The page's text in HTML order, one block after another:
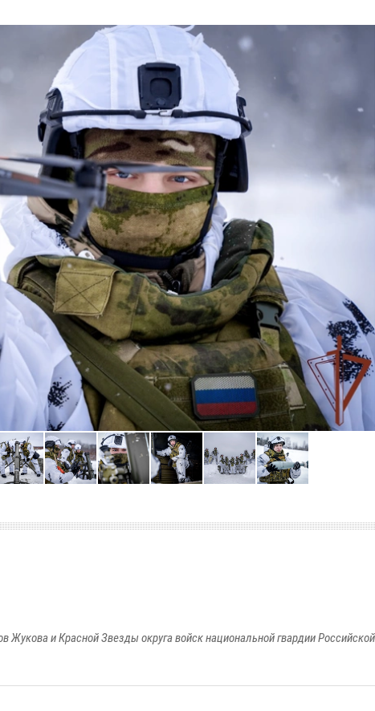
Жукова и Красной Звезды округа войск национальной гвардии